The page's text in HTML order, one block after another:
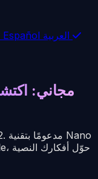
Español العربية